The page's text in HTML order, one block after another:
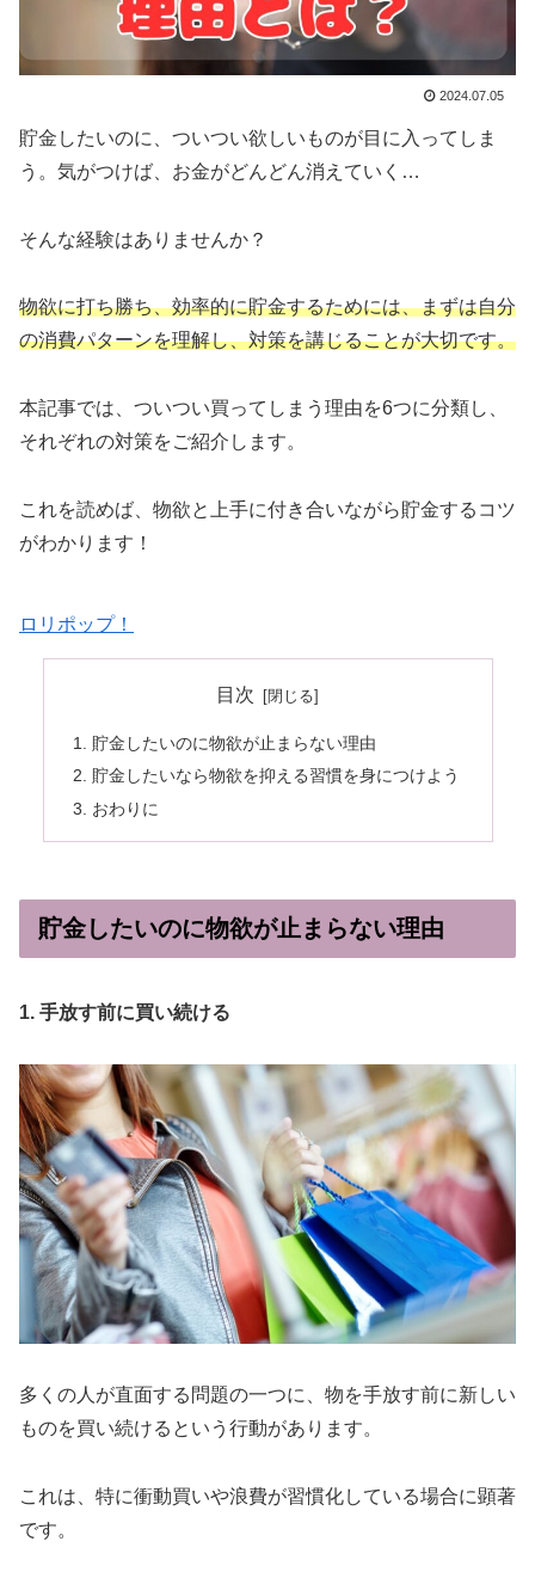
2024.07.05
貯金したいのに、ついつい欲しいものが目に入ってしま
う。気がつけば、お金がどんどん消えていく…
そんな経験はありませんか？
物欲に打ち勝ち、効率的に貯金するためには、まずは自分
の消費パターンを理解し、対策を講じることが大切です。
本記事では、ついつい買ってしまう理由を6つに分類し、
それぞれの対策をご紹介します。
これを読めば、物欲と上手に付き合いながら貯金するコツ
がわかります！
ロリポップ！
目次
貯金したいのに物欲が止まらない理由
貯金したいなら物欲を抑える習慣を身につけよう
おわりに
貯金したいのに物欲が止まらない理由
1. 手放す前に買い続ける
多くの人が直面する問題の一つに、物を手放す前に新しい
ものを買い続けるという行動があります。
これは、特に衝動買いや浪費が習慣化している場合に顕著
です。